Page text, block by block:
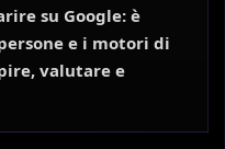
su Google: è
e i motori di
valutare e